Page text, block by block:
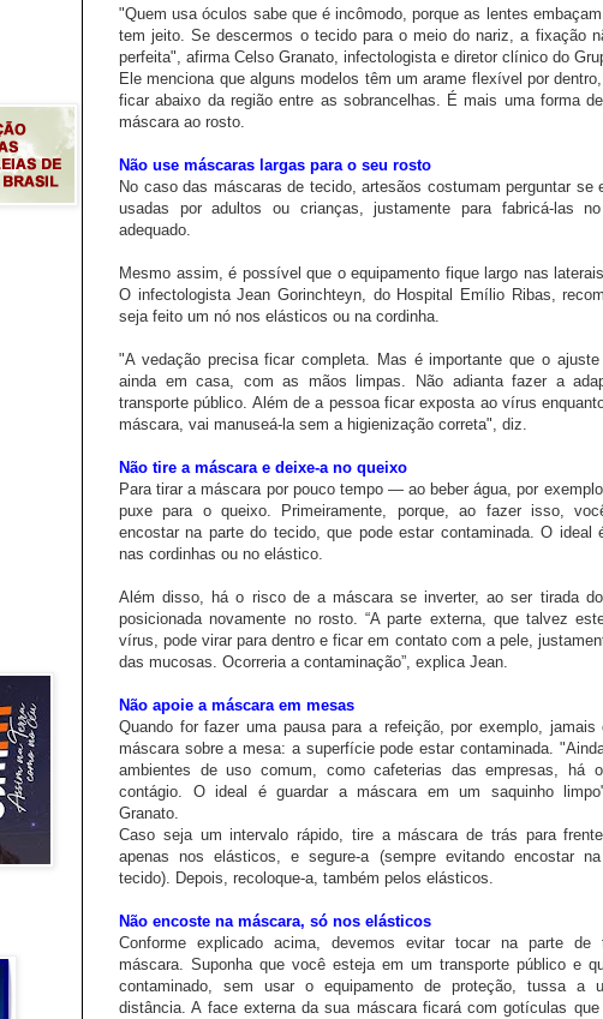
"Quem usa óculos sabe que é incômodo, porque as lentes
tem jeito. Se descermos o tecido para o meio do nariz, a fixação
perfeita", afirma Celso Granato, infectologista e diretor clínico do
Ele menciona que alguns modelos têm um arame flexível por
ficar abaixo da região entre as sobrancelhas. É mais uma forma
máscara ao rosto.
Não use máscaras largas para o seu rosto
No caso das máscaras de tecido, artesãos costumam perguntar se
usadas por adultos ou crianças, justamente para fabricá-las
adequado.
Mesmo assim, é possível que o equipamento fique largo nas
O infectologista Jean Gorinchteyn, do Hospital Emílio Ribas,
seja feito um nó nos elásticos ou na cordinha.
"A vedação precisa ficar completa. Mas é importante que o
ainda em casa, com as mãos limpas. Não adianta fazer a
transporte público. Além de a pessoa ficar exposta ao vírus
máscara, vai manuseá-la sem a higienização correta", diz.
Não tire a máscara e deixe-a no queixo
Para tirar a máscara por pouco tempo — ao beber água, por
puxe para o queixo. Primeiramente, porque, ao fazer isso,
encostar na parte do tecido, que pode estar contaminada. O ideal
nas cordinhas ou no elástico.
Além disso, há o risco de a máscara se inverter, ao ser tirada
posicionada novamente no rosto. “A parte externa, que talvez
vírus, pode virar para dentro e ficar em contato com a pele,
das mucosas. Ocorreria a contaminação”, explica Jean.
Não apoie a máscara em mesas
Quando for fazer uma pausa para a refeição, por exemplo, jamais
máscara sobre a mesa: a superfície pode estar contaminada.
ambientes de uso comum, como cafeterias das empresas, há
contágio. O ideal é guardar a máscara em um saquinho
Granato.
Caso seja um intervalo rápido, tire a máscara de trás para
apenas nos elásticos, e segure-a (sempre evitando encostar
tecido). Depois, recoloque-a, também pelos elásticos.
Não encoste na máscara, só nos elásticos
Conforme explicado acima, devemos evitar tocar na parte de
máscara. Suponha que você esteja em um transporte público e
contaminado, sem usar o equipamento de proteção, tussa a
distância. A face externa da sua máscara ficará com gotículas